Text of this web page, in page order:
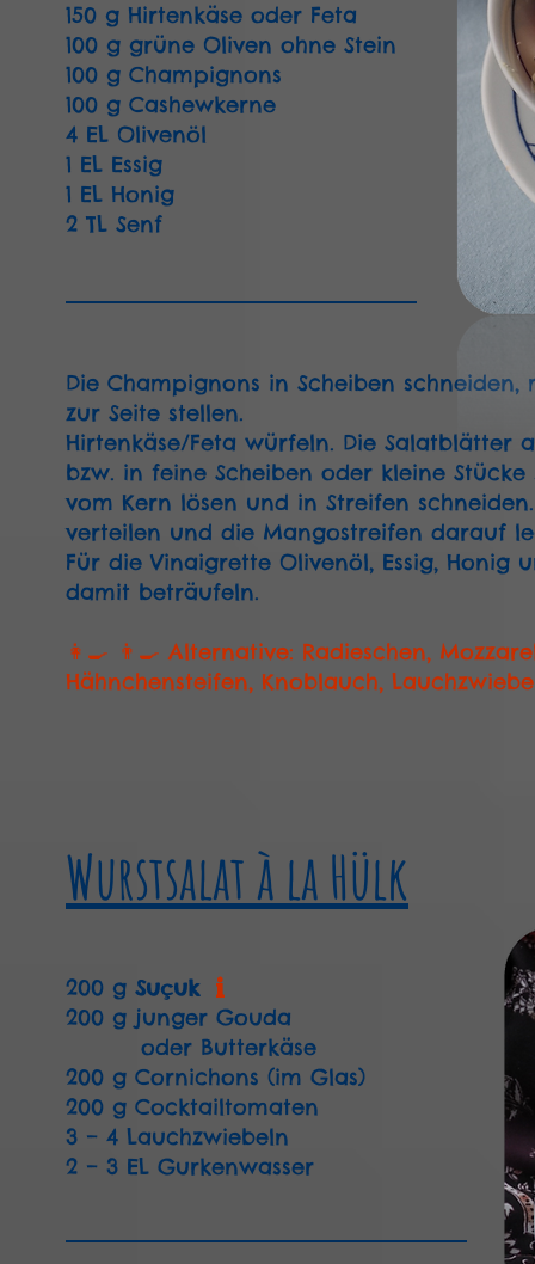
150 g Hirtenkäse oder Feta
100 g grüne Oliven ohne Stein
100 g Champignons
100 g Cashewkerne
4 EL Olivenöl
1 EL Essig
1 EL Honig
2 TL Senf
Die Champignons in Scheiben
zur Seite stellen.
Hirtenkäse/Feta würfeln. Die Salatblätter
bzw. in feine Scheiben oder kleine
vom Kern lösen und in Streifen
verteilen und die Mangostreifen darauf
Für die Vinaigrette Olivenöl, Essig,
damit beträufeln.
👩‍🍳 👨‍🍳 Alternative: Radieschen,
Hähnchensteifen, Knoblauch,
Wurstsalat à la Hülk
200 g Suçuk
200 g junger Gouda
oder Butterkäse
200 g Cornichons (im Glas)
200 g Cocktailtomaten
3 – 4 Lauchzwiebeln
2 – 3 EL Gurkenwasser
Suçuk i